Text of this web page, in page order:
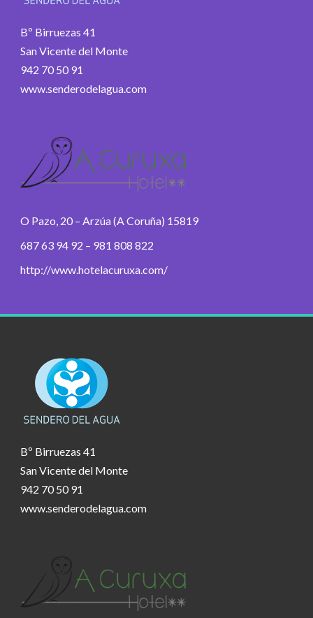
Bº Birruezas 41
San Vicente del Monte
942 70 50 91
www.senderodelagua.com
O Pazo, 20 – Arzúa (A Coruña) 15819
687 63 94 92 – 981 808 822
http://www.hotelacuruxa.com/
Bº Birruezas 41
San Vicente del Monte
942 70 50 91
www.senderodelagua.com